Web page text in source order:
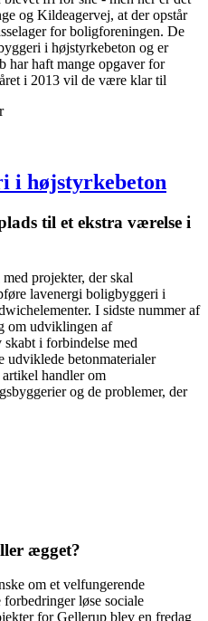
og Kildeagervej, at der opstår
for boligforeningen. De
i højstyrkebeton og er
har haft mange opgaver for
i 2013 vil de være klar til
i højstyrkebeton
til et ekstra værelse i
projekter, der skal
lavenergi boligbyggeri i
I sidste nummer af
om udviklingen af
i forbindelse med
udviklede betonmaterialer
handler om
og de problemer, der
ægget?
om et velfungerende
løse sociale
for Gellerup blev en fredag